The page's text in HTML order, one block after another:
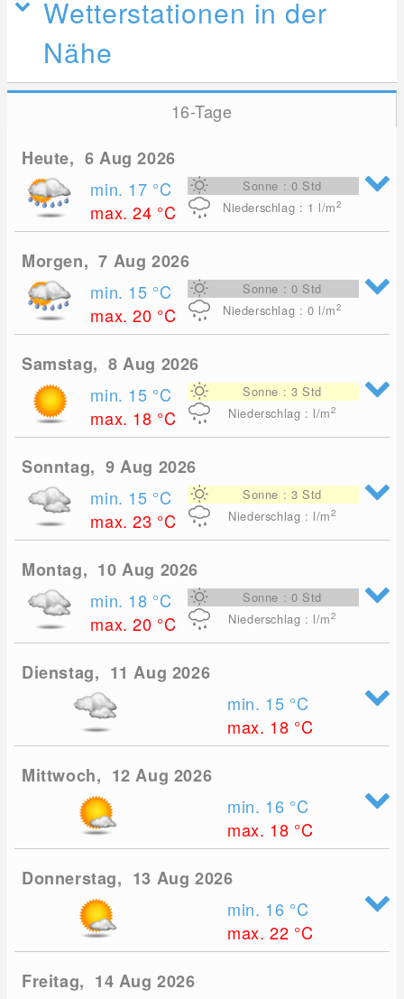
Wetterstationen in der
Nähe
16-Tage
Heute, 6 Aug 2026
min. 17 °C
max. 24 °C
Sonne : 0 Std
Niederschlag : 1 l/m2
Morgen, 7 Aug 2026
min. 15 °C
max. 20 °C
Sonne : 0 Std
Niederschlag : 0 l/m2
Samstag, 8 Aug 2026
min. 15 °C
max. 18 °C
Sonne : 3 Std
Niederschlag : l/m2
Sonntag, 9 Aug 2026
min. 15 °C
max. 23 °C
Sonne : 3 Std
Niederschlag : l/m2
Montag, 10 Aug 2026
min. 18 °C
max. 20 °C
Sonne : 0 Std
Niederschlag : l/m2
Dienstag, 11 Aug 2026
min. 15 °C
max. 18 °C
Mittwoch, 12 Aug 2026
min. 16 °C
max. 18 °C
Donnerstag, 13 Aug 2026
min. 16 °C
max. 22 °C
Freitag, 14 Aug 2026